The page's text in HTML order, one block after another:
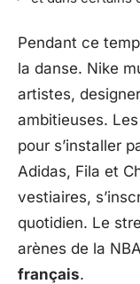
Pendant ce
la danse. Nike
artistes,
ambitieuses. Les
pour s’installer
Adidas, Fila et
vestiaires,
quotidien. Le
arènes de la
français.